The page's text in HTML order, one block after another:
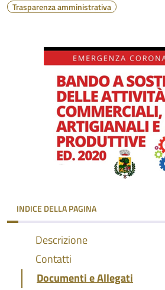
Trasparenza amministrativa
INDICE DELLA PAGINA
Descrizione
Contatti
Documenti e Allegati